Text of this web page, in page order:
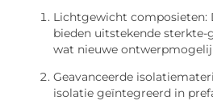
Lichtgewicht composieten:
bieden uitstekende
wat nieuwe
Geavanceerde
isolatie geïntegreerd in